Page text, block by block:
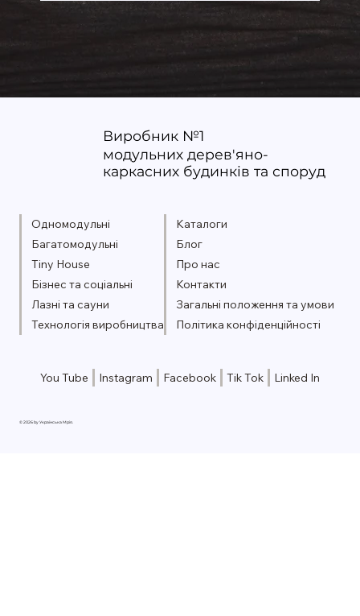
Енергоефективні модульні
будинки: як економити щороку
© 2026 by Українська Мрія.
Виробник №1
модульних дерев'яно-
каркасних будинків та споруд
Одномодульні
Багатомодульні
Tiny House
Бізнес та соціальні
Лазні та сауни
Технологія виробництва
Каталоги
Блог
Про нас
Контакти
Загальні положення та умови
Політика конфіденційності
You Tube Instagram Facebook Tik Tok Linked In